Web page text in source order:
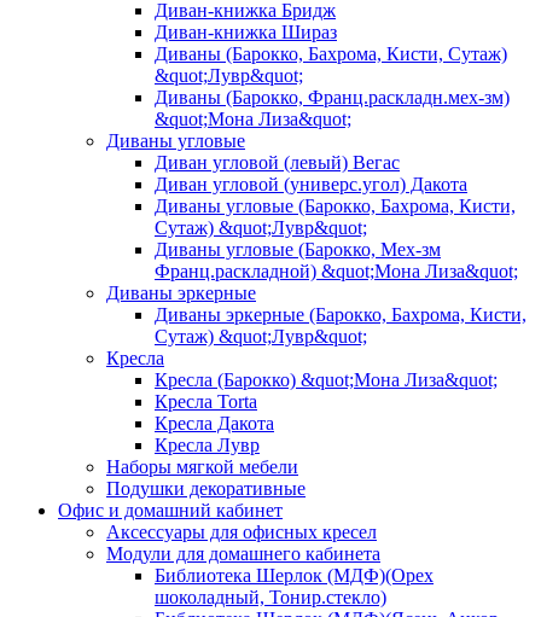
Диван-книжка Бридж
Диван-книжка Шираз
Диваны (Барокко, Бахрома, Кисти, Сутаж)
&quot;Лувр&quot;
Диваны (Барокко, Франц.раскладн.мех-зм)
&quot;Мона Лиза&quot;
Диваны угловые
Диван угловой (левый) Вегас
Диван угловой (универс.угол) Дакота
Диваны угловые (Барокко, Бахрома, Кисти,
Сутаж) &quot;Лувр&quot;
Диваны угловые (Барокко, Мех-зм
Франц.раскладной) &quot;Мона Лиза&quot;
Диваны эркерные
Диваны эркерные (Барокко, Бахрома, Кисти,
Сутаж) &quot;Лувр&quot;
Кресла
Кресла (Барокко) &quot;Мона Лиза&quot;
Кресла Torta
Кресла Дакота
Кресла Лувр
Наборы мягкой мебели
Подушки декоративные
Офис и домашний кабинет
Аксессуары для офисных кресел
Модули для домашнего кабинета
Библиотека Шерлок (МДФ)(Орех
шоколадный, Тонир.стекло)